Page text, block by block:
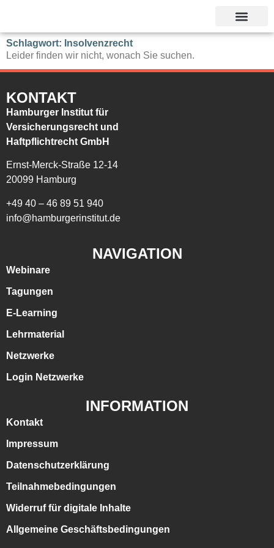
Schlagwort: Insolvenzrecht
Leider finden wir nicht, wonach Sie suchen.
KONTAKT
Hamburger Institut für
Versicherungsrecht und
Haftpflichtrecht GmbH
Ernst-Merck-Straße 12-14
20099 Hamburg
+49 40 – 46 89 51 940
info@hamburgerinstitut.de
NAVIGATION
Webinare
Tagungen
E-Learning
Lehrmaterial
Netzwerke
Login Netzwerke
INFORMATION
Kontakt
Impressum
Datenschutzerklärung
Teilnahmebedingungen
Widerruf für digitale Inhalte
Allgemeine Geschäftsbedingungen